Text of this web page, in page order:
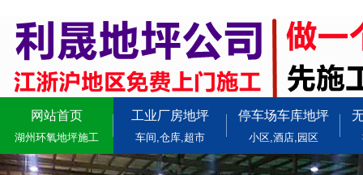
网站首页
湖州环氧地坪施工
工业厂房地坪
车间,仓库,超市
停车场车库地坪
小区,酒店,园区